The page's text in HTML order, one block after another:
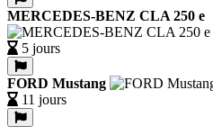
MERCEDES-BENZ CLA 250 e
5 jours
FORD Mustang
11 jours